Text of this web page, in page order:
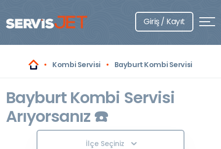
Giriş / Kayıt
Kombi Servisi Bayburt Kombi Servisi
Bayburt Kombi Servisi
Arıyorsanız ☎️
İlçe Seçiniz